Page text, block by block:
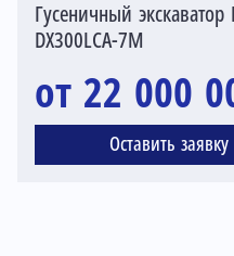
Гусеничный экскаватор
DX300LCA-7M
от 22 000
Оставить заявку